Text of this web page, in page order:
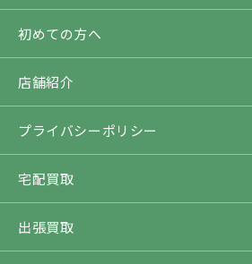
初めての方へ
店舗紹介
プライバシーポリシー
宅配買取
出張買取